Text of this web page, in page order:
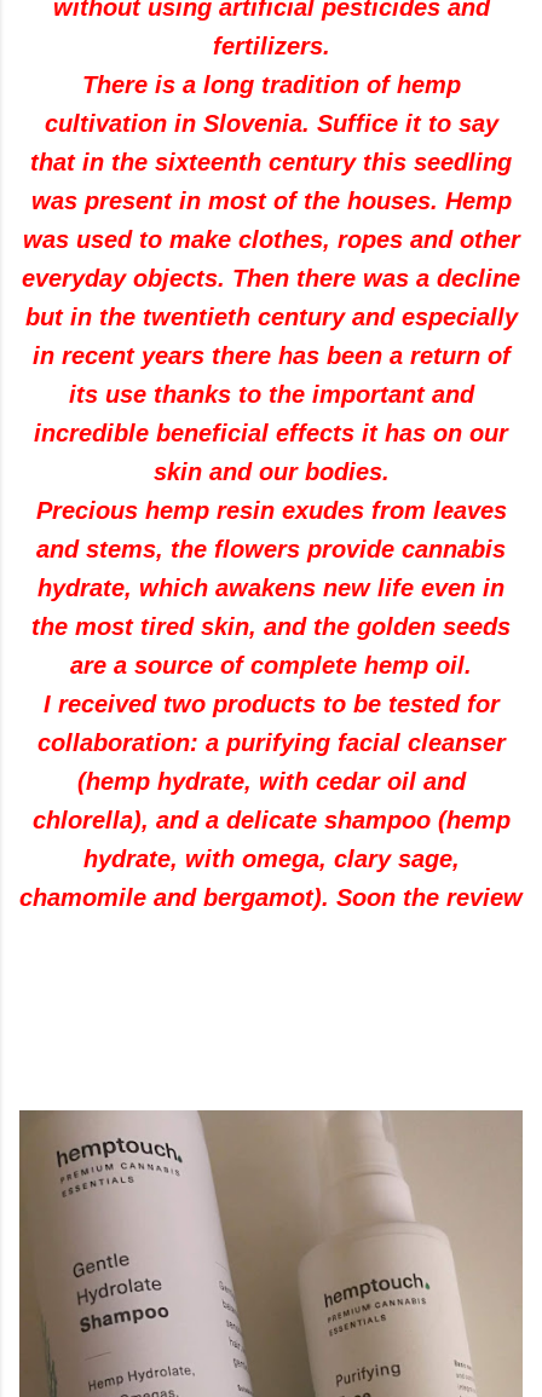
without using artificial pesticides and
fertilizers.
There is a long tradition of hemp
cultivation in Slovenia. Suffice it to say
that in the sixteenth century this seedling
was present in most of the houses. Hemp
was used to make clothes, ropes and other
everyday objects. Then there was a decline
but in the twentieth century and especially
in recent years there has been a return of
its use thanks to the important and
incredible beneficial effects it has on our
skin and our bodies.
Precious hemp resin exudes from leaves
and stems, the flowers provide cannabis
hydrate, which awakens new life even in
the most tired skin, and the golden seeds
are a source of complete hemp oil.
I received two products to be tested for
collaboration: a purifying facial cleanser
(hemp hydrate, with cedar oil and
chlorella), and a delicate shampoo (hemp
hydrate, with omega, clary sage,
chamomile and bergamot). Soon the review